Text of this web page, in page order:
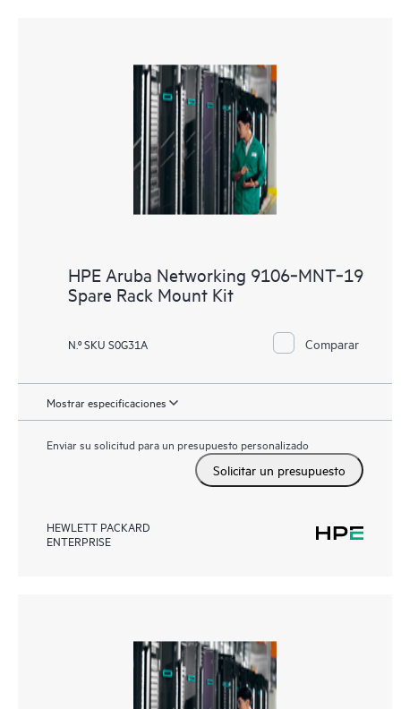
HPE Aruba Networking 9106‑MNT‑19
Spare Rack Mount Kit
N.º SKU S0G31A Comparar
Mostrar especificaciones
Enviar su solicitud para un presupuesto personalizado
Solicitar un presupuesto
HEWLETT PACKARD
ENTERPRISE